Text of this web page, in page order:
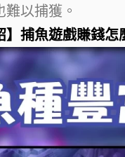
以捕獲。
】捕魚遊戲賺錢